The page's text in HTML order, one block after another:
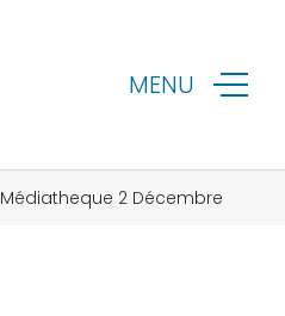
MENU
Médiatheque 2 Décembre